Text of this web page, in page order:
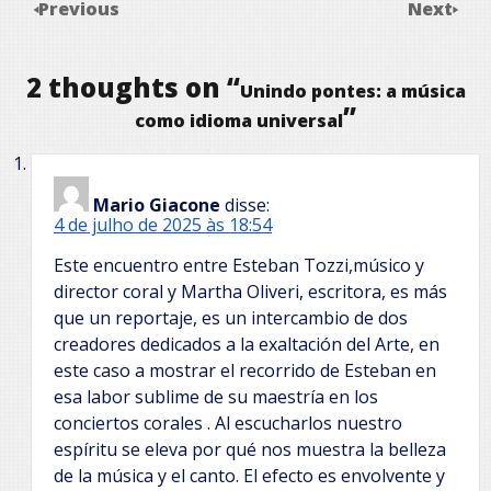
Previous Next
2 thoughts on “Unindo pontes: a música
como idioma universal”
Mario Giacone disse:
4 de julho de 2025 às 18:54
Este encuentro entre Esteban Tozzi,músico y
director coral y Martha Oliveri, escritora, es más
que un reportaje, es un intercambio de dos
creadores dedicados a la exaltación del Arte, en
este caso a mostrar el recorrido de Esteban en
esa labor sublime de su maestría en los
conciertos corales . Al escucharlos nuestro
espíritu se eleva por qué nos muestra la belleza
de la música y el canto. El efecto es envolvente y